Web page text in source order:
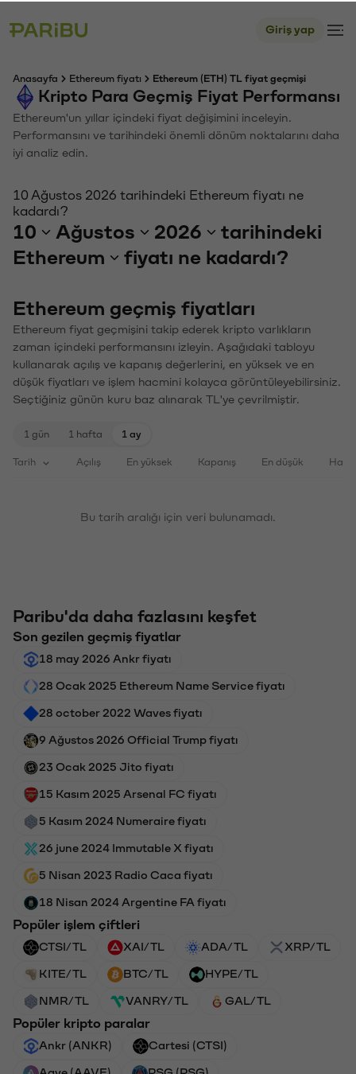
Giriş yap
Anasayfa Ethereum fiyatı Ethereum (ETH) TL fiyat geçmişi
Kripto Para Geçmiş Fiyat Performansı
Ethereum'un yıllar içindeki fiyat değişimini inceleyin.
Performansını ve tarihindeki önemli dönüm noktalarını daha
iyi analiz edin.
10 Ağustos 2026 tarihindeki Ethereum fiyatı ne
kadardı?
10 Ağustos 2026
tarihindeki
Ethereum
fiyatı ne kadardı?
Ethereum geçmiş fiyatları
Ethereum fiyat geçmişini takip ederek kripto varlıkların
zaman içindeki performansını izleyin. Aşağıdaki tabloyu
kullanarak açılış ve kapanış değerlerini, en yüksek ve en
düşük fiyatları ve işlem hacmini kolayca görüntüleyebilirsiniz.
Seçtiğiniz günün kuru baz alınarak TL'ye çevrilmiştir.
1 gün 1 hafta 1 ay
Tarih Açılış En yüksek Kapanış En düşük
Bu tarih aralığı için veri bulunamadı.
Paribu'da daha fazlasını keşfet
Son gezilen geçmiş fiyatlar
18 may 2026 Ankr fiyatı
28 Ocak 2025 Ethereum Name Service fiyatı
28 october 2022 Waves fiyatı
9 Ağustos 2026 Official Trump fiyatı
23 Ocak 2025 Jito fiyatı
15 Kasım 2025 Arsenal FC fiyatı
5 Kasım 2024 Numeraire fiyatı
26 june 2024 Immutable X fiyatı
5 Nisan 2023 Radio Caca fiyatı
18 Nisan 2024 Argentine FA fiyatı
Popüler işlem çiftleri
CTSI/TL XAI/TL ADA/TL XRP/TL
KITE/TL BTC/TL HYPE/TL
NMR/TL VANRY/TL GAL/TL
Popüler kripto paralar
Ankr (ANKR) Cartesi (CTSI)
Aave (AAVE) PSG (PSG)